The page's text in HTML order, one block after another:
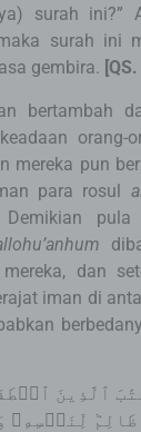
surah ini?”
surah ini
gembira.
bertambah
orang-
mereka pun
para rosul
Demikian
dan
iman di
ٱلَّذِينَ
لِّنَفۡسِهِۦ